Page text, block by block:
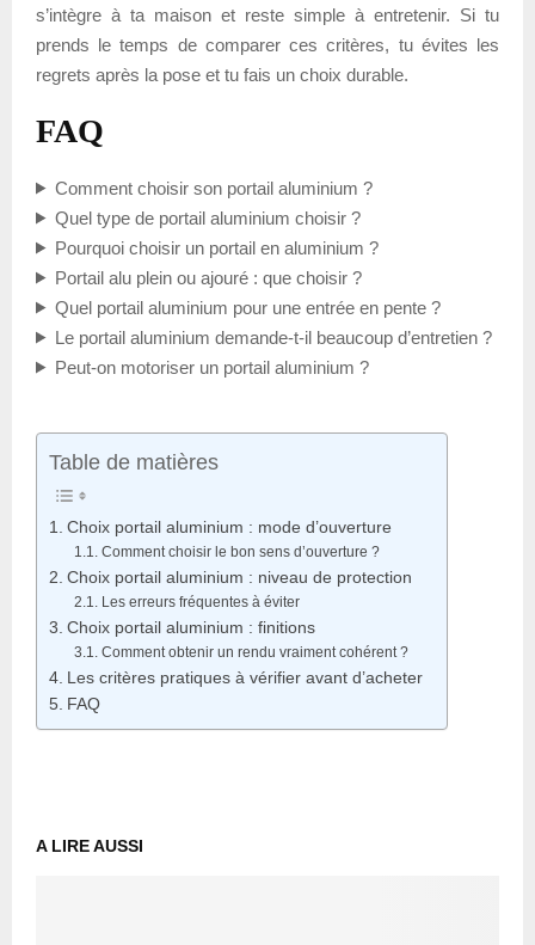
s’intègre à ta maison et reste simple à entretenir. Si tu
prends le temps de comparer ces critères, tu évites les
regrets après la pose et tu fais un choix durable.
FAQ
Comment choisir son portail aluminium ?
Quel type de portail aluminium choisir ?
Pourquoi choisir un portail en aluminium ?
Portail alu plein ou ajouré : que choisir ?
Quel portail aluminium pour une entrée en pente ?
Le portail aluminium demande-t-il beaucoup d’entretien ?
Peut-on motoriser un portail aluminium ?
Table de matières
Choix portail aluminium : mode d’ouverture
Comment choisir le bon sens d’ouverture ?
Choix portail aluminium : niveau de protection
Les erreurs fréquentes à éviter
Choix portail aluminium : finitions
Comment obtenir un rendu vraiment cohérent ?
Les critères pratiques à vérifier avant d’acheter
FAQ
A LIRE AUSSI